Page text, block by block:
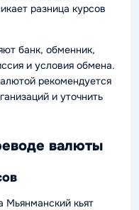
разница курсов
банк, обменник,
и условия обмена.
рекомендуется
и уточнить
валюты
Мьянманский кьят